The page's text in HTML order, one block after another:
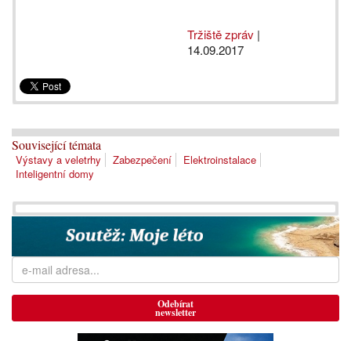
Tržiště zpráv |
14.09.2017
Související témata
Výstavy a veletrhy Zabezpečení
Elektroinstalace
Inteligentní domy
Odebírat
newsletter